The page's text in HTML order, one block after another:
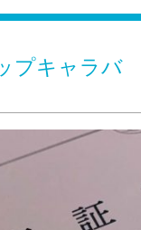
プキャラバ